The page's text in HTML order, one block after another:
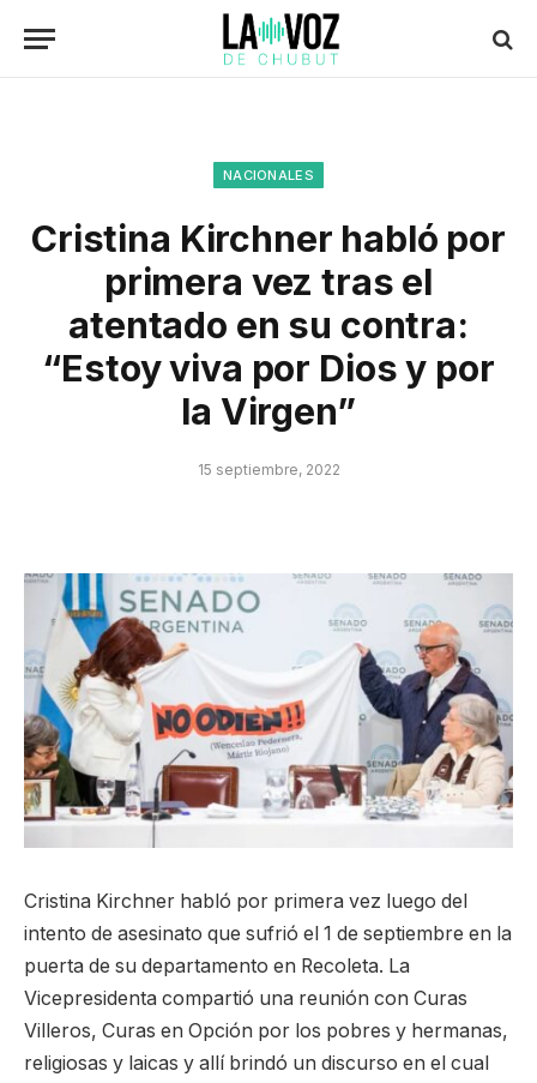
NACIONALES
Cristina Kirchner habló por
primera vez tras el
atentado en su contra:
“Estoy viva por Dios y por
la Virgen”
15 septiembre, 2022
Cristina Kirchner habló por primera vez luego del
intento de asesinato que sufrió el 1 de septiembre en la
puerta de su departamento en Recoleta. La
Vicepresidenta compartió una reunión con Curas
Villeros, Curas en Opción por los pobres y hermanas,
religiosas y laicas y allí brindó un discurso en el cual